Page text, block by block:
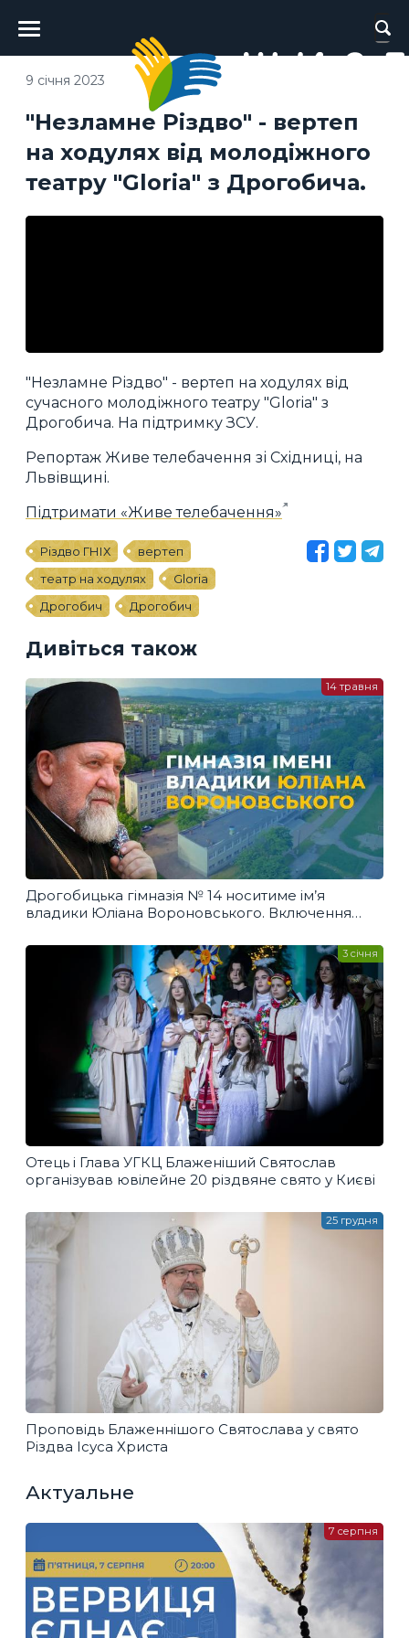
Головне
меню
"Незламне Різдво" - вертеп
на ходулях від молодіжного
театру "Gloria" з Дрогобича.
9 січня 2023
"Незламне Різдво" - вертеп на ходулях від
сучасного молодіжного театру "Gloria" з
Дрогобича. На підтримку ЗСУ.
Репортаж Живе телебачення зі Східниці, на
Львівщині.
Підтримати «Живе телебачення»
Різдво ГНІХ
вертеп
театр на ходулях
Gloria
Дрогобич
Дрогобич
Дивіться також
Дрогобицька гімназія № 14 носитиме ім’я
владики Юліана Вороновського. Включення
14 травня
Отець і Глава УГКЦ Блаженіший Святослав
організував ювілейне 20 різдвяне свято у Києві
3 січня
Проповідь Блаженнішого Святослава у свято
Різдва Ісуса Христа
25 грудня
Актуальне
7 серпня